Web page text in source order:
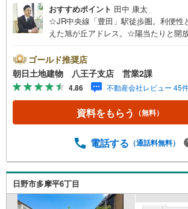
おすすめポイント 田中 康太
☆JR中央線「豊田」駅徒歩圏。利便性
えた旭が丘アドレス。☆陽当たりと開
そ叶う、統一感ある美しい街並みと安
バザール会場には、ベビーベッドや キ
用意しております。 小さなお子様連れ
来場ください！資料請求、住宅ローン
にお問合せください！スタッフ25名
たことのない情報を多数ご用意してお
ご案内時に他物件もご紹介可能です。
でお待ち合わせ、弊社へのご来社など
ご希望があれば周辺環境、お客様の希
どもご案内をいたします。お住まい探
（株）八王子店 営業2課にお任せくだ
ゴールド推奨店
朝日土地建物 八王子支店 営業2課
4.86 不動産会社レビュー 45
資料をもらう （無料）
電話する （通話料無料）
日野市多摩平6丁目